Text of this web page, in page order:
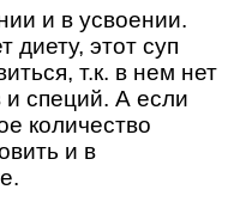
и в усвоении.
диету, этот суп
т.к. в нем нет
и специй. А если
количество
и в